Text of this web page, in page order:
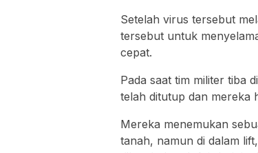
Setelah virus tersebut
tersebut untuk
cepat.
Pada saat tim militer tiba
telah ditutup dan mereka
Mereka menemukan
tanah, namun di dalam